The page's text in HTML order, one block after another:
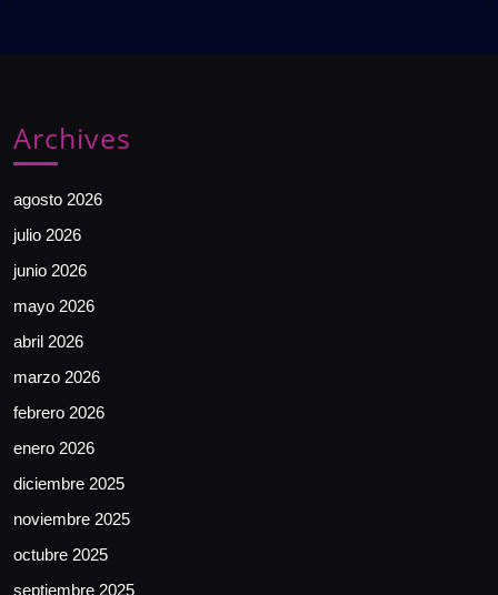
Archives
agosto 2026
julio 2026
junio 2026
mayo 2026
abril 2026
marzo 2026
febrero 2026
enero 2026
diciembre 2025
noviembre 2025
octubre 2025
septiembre 2025